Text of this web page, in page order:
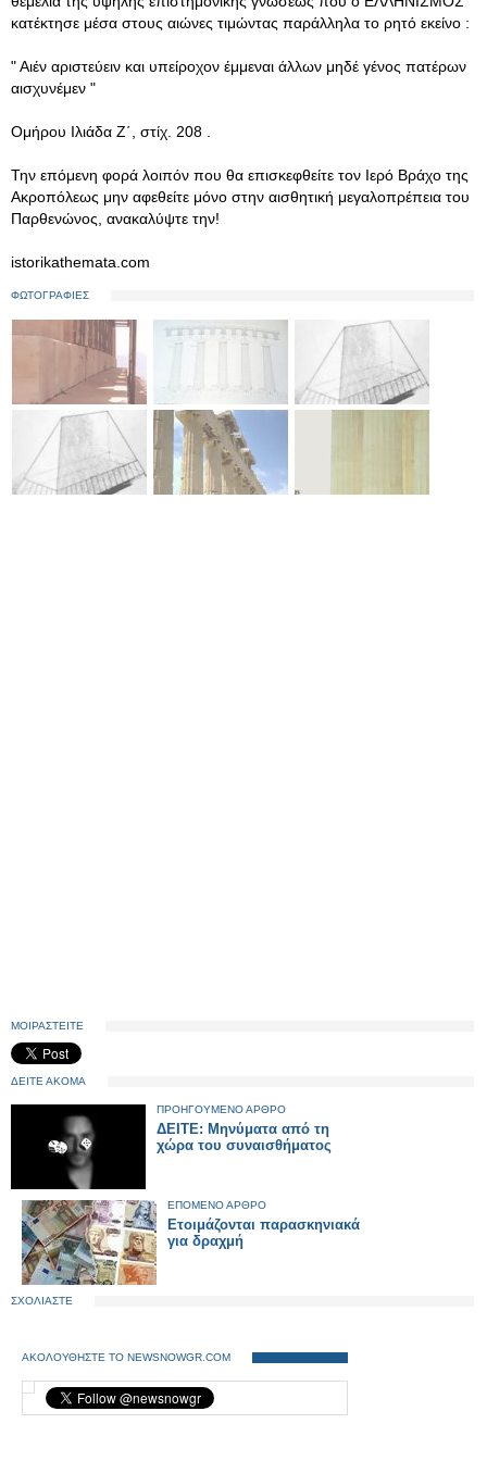
κατέκτησε μέσα στους αιώνες τιμώντας παράλληλα το ρητό εκείνο :
" Αιέν αριστεύειν και υπείροχον έμμεναι άλλων μηδέ γένος πατέρων
αισχυνέμεν "
Ομήρου Ιλιάδα Ζ΄, στίχ. 208 .
Την επόμενη φορά λοιπόν που θα επισκεφθείτε τον Ιερό Βράχο της
Ακροπόλεως μην αφεθείτε μόνο στην αισθητική μεγαλοπρέπεια του
Παρθενώνος, ανακαλύψτε την!
istorikathemata.com
ΦΩΤΟΓΡΑΦΙΕΣ
ΜΟΙΡΑΣΤΕΙΤΕ
ΔΕΙΤΕ ΑΚΟΜΑ
ΠΡΟΗΓΟΥΜΕΝΟ ΑΡΘΡΟ
ΔΕΙΤΕ: Μηνύματα από τη
χώρα του συναισθήματος
ΕΠΟΜΕΝΟ ΑΡΘΡΟ
Ετοιμάζονται παρασκηνιακά
για δραχμή
ΣΧΟΛΙΑΣΤΕ
ΑΚΟΛΟΥΘΗΣΤΕ ΤΟ NEWSNOWGR.COM